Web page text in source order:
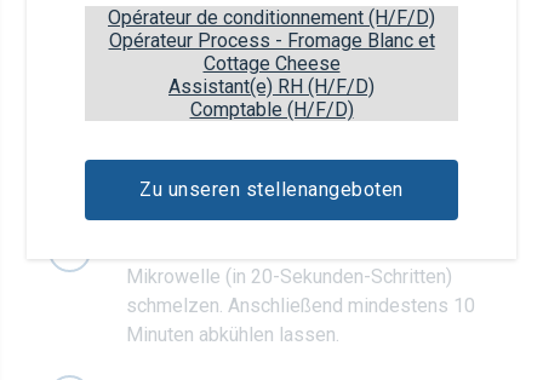
Opérateur de conditionnement (H/F/D)
Opérateur Process - Fromage Blanc et
Cottage Cheese
Assistant(e) RH (H/F/D)
Comptable (H/F/D)
Zu unseren stellenangeboten
250g Zucker
Zartbitterschokolade, optional
Mikrowelle (in 20-Sekunden-Schritten)
schmelzen. Anschließend mindestens 10
Minuten abkühlen lassen.